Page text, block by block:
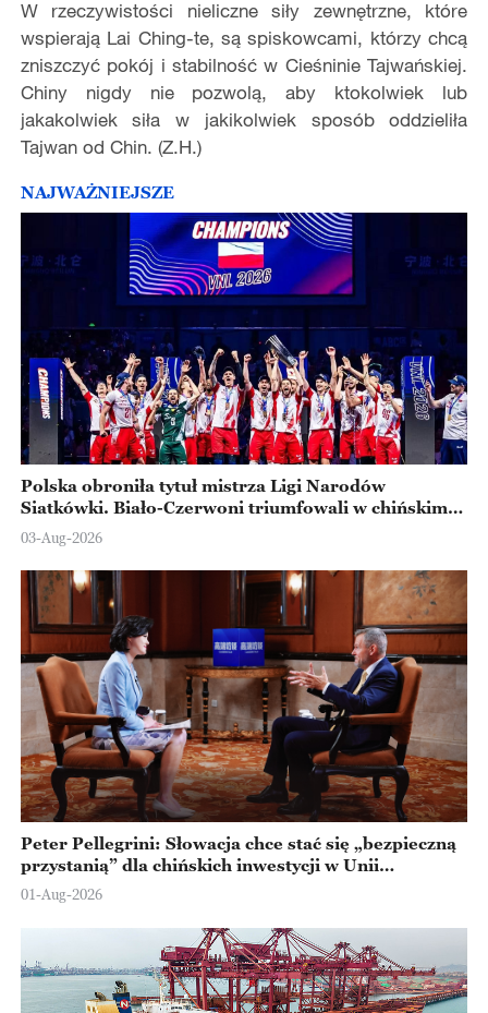
W rzeczywistości nieliczne siły zewnętrzne, które
wspierają Lai Ching-te, są spiskowcami, którzy chcą
zniszczyć pokój i stabilność w Cieśninie Tajwańskiej.
Chiny nigdy nie pozwolą, aby ktokolwiek lub
jakakolwiek siła w jakikolwiek sposób oddzieliła
Tajwan od Chin. (Z.H.)
NAJWAŻNIEJSZE
Polska obroniła tytuł mistrza Ligi Narodów
Siatkówki. Biało-Czerwoni triumfowali w chińskim
Ningbo
03-Aug-2026
Peter Pellegrini: Słowacja chce stać się „bezpieczną
przystanią” dla chińskich inwestycji w Unii
Europejskiej
01-Aug-2026